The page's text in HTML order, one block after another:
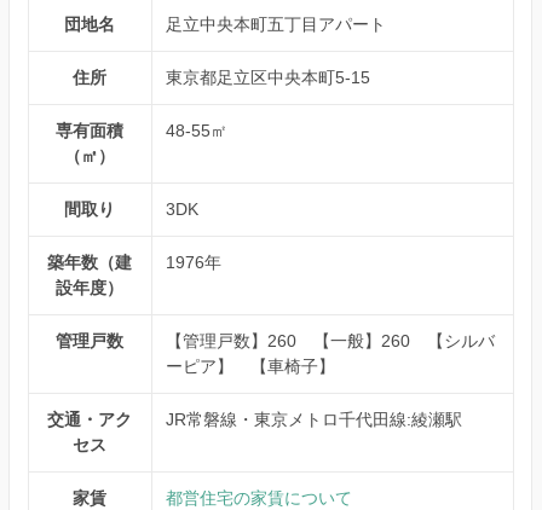
団地名 足立中央本町五丁目アパート
住所 東京都足立区中央本町5-15
専有面積
（㎡）
48-55㎡
間取り 3DK
築年数（建
設年度）
1976年
管理戸数
【管理戸数】260 【一般】260 【シルバ
ーピア】 【車椅子】
交通・アク
セス
JR常磐線・東京メトロ千代田線:綾瀬駅
家賃 都営住宅の家賃について